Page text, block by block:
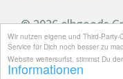
Wir nutzen eigene und Third-Party-
Service für Dich noch besser zu
Website weitersurfst, stimmst Du
Informationen
© 2026 elbgoods
industry /